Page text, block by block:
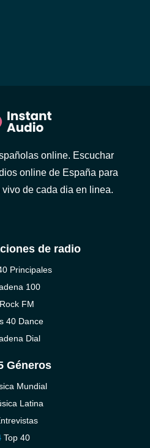
online. Escuchar
online de España para
de cada dia en linea.
de radio
Principales
100
Rock FM
40 Dance
Dial
Géneros
Mundial
Latina
Top 40